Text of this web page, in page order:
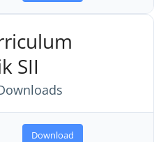
SII
Download